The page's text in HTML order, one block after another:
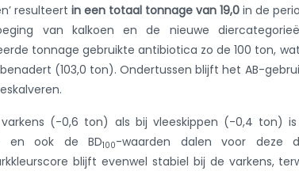
resulteert in een totaal tonnage van 19,0 in de
van kalkoen en de nieuwe
tonnage gebruikte antibiotica zo de 100 ton,
(103,0 ton). Ondertussen blijft het AB-
varkens (-0,6 ton) als bij vleeskippen (-0,4 ton)
en ook de BD100-waarden dalen voor deze
blijft evenwel stabiel bij de varkens,